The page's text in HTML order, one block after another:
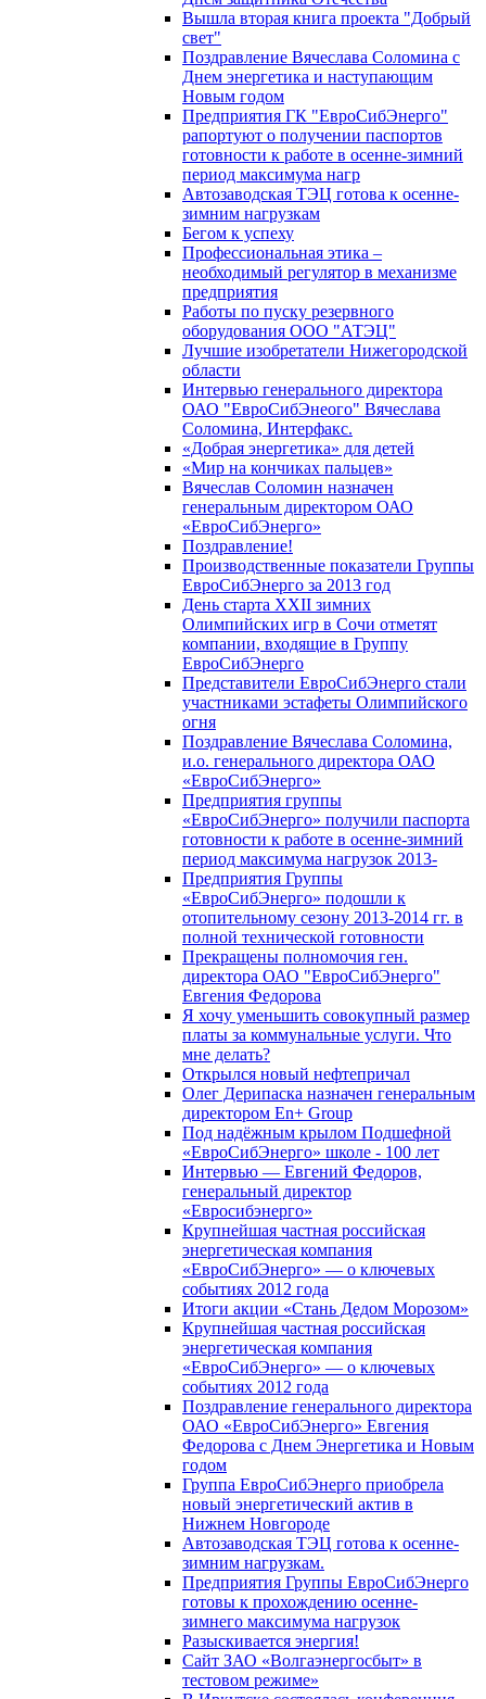
Вышла вторая книга проекта "Добрый
свет"
Поздравление Вячеслава Соломина с
Днем энергетика и наступающим
Новым годом
Предприятия ГК "ЕвроСибЭнерго"
рапортуют о получении паспортов
готовности к работе в осенне-зимний
период максимума нагр
Автозаводская ТЭЦ готова к осенне-
зимним нагрузкам
Бегом к успеху
Профессиональная этика –
необходимый регулятор в механизме
предприятия
Работы по пуску резервного
оборудования ООО "АТЭЦ"
Лучшие изобретатели Нижегородской
области
Интервью генерального директора
ОАО "ЕвроСибЭнеого" Вячеслава
Соломина, Интерфакс.
«Добрая энергетика» для детей
«Мир на кончиках пальцев»
Вячеслав Соломин назначен
генеральным директором ОАО
«ЕвроСибЭнерго»
Поздравление!
Производственные показатели Группы
ЕвроСибЭнерго за 2013 год
День старта XXII зимних
Олимпийских игр в Сочи отметят
компании, входящие в Группу
ЕвроСибЭнерго
Представители ЕвроСибЭнерго стали
участниками эстафеты Олимпийского
огня
Поздравление Вячеслава Соломина,
и.о. генерального директора ОАО
«ЕвроСибЭнерго»
Предприятия группы
«ЕвроСибЭнерго» получили паспорта
готовности к работе в осенне-зимний
период максимума нагрузок 2013-
Предприятия Группы
«ЕвроСибЭнерго» подошли к
отопительному сезону 2013-2014 гг. в
полной технической готовности
Прекращены полномочия ген.
директора ОАО "ЕвроСибЭнерго"
Евгения Федорова
Я хочу уменьшить совокупный размер
платы за коммунальные услуги. Что
мне делать?
Открылся новый нефтепричал
Олег Дерипаска назначен генеральным
директором En+ Group
Под надёжным крылом Подшефной
«ЕвроСибЭнерго» школе - 100 лет
Интервью — Евгений Федоров,
генеральный директор
«Евросибэнерго»
Крупнейшая частная российская
энергетическая компания
«ЕвроСибЭнерго» — о ключевых
событиях 2012 года
Итоги акции «Стань Дедом Морозом»
Крупнейшая частная российская
энергетическая компания
«ЕвроСибЭнерго» — о ключевых
событиях 2012 года
Поздравление генерального директора
ОАО «ЕвроСибЭнерго» Евгения
Федорова с Днем Энергетика и Новым
годом
Группа ЕвроСибЭнерго приобрела
новый энергетический актив в
Нижнем Новгороде
Автозаводская ТЭЦ готова к осенне-
зимним нагрузкам.
Предприятия Группы ЕвроСибЭнерго
готовы к прохождению осенне-
зимнего максимума нагрузок
Разыскивается энергия!
Сайт ЗАО «Волгаэнергосбыт» в
тестовом режиме»